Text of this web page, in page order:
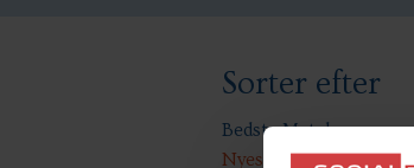
Sorter efter
Bedste Match
Nyeste